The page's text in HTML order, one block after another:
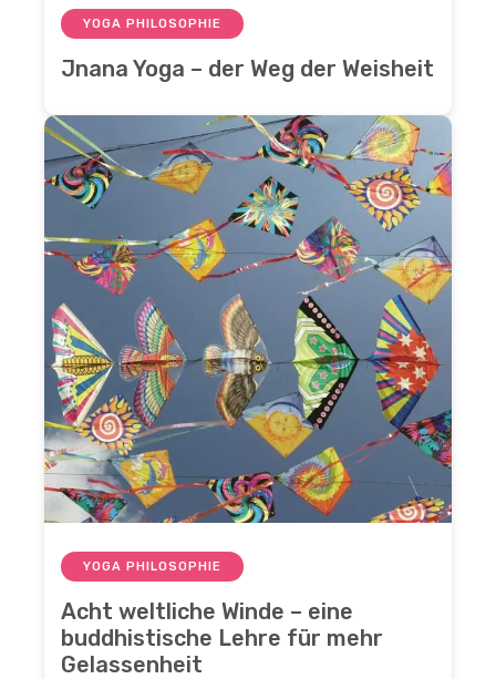
YOGA PHILOSOPHIE
Jnana Yoga – der Weg der Weisheit
YOGA PHILOSOPHIE
Acht weltliche Winde – eine
buddhistische Lehre für mehr
Gelassenheit